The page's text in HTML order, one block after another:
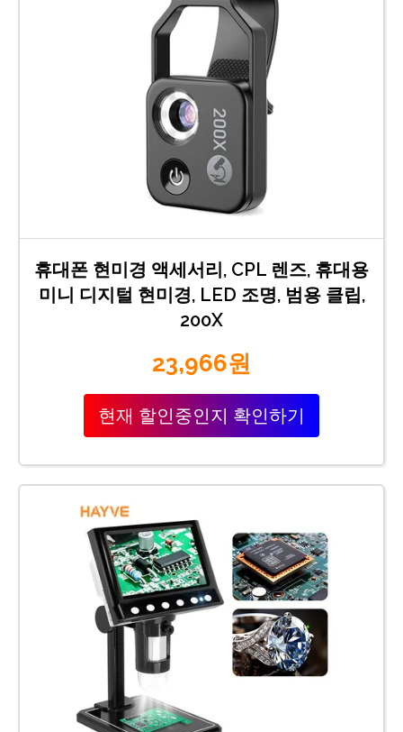
휴대폰 현미경 액세서리, CPL 렌즈, 휴대용
미니 디지털 현미경, LED 조명, 범용 클립,
200X
23,966원
현재 할인중인지 확인하기